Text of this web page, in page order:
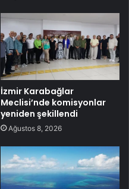
İzmir Karabağlar
Meclisi’nde komisyonlar
yeniden şekillendi
Ağustos 8, 2026